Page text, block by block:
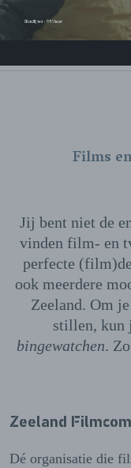
Films
Jij bent niet de
vinden film- en
perfecte
ook meerdere
Zeeland. Om
stillen, kun
bingewatchen.
Zeeland
Dé organisatie die